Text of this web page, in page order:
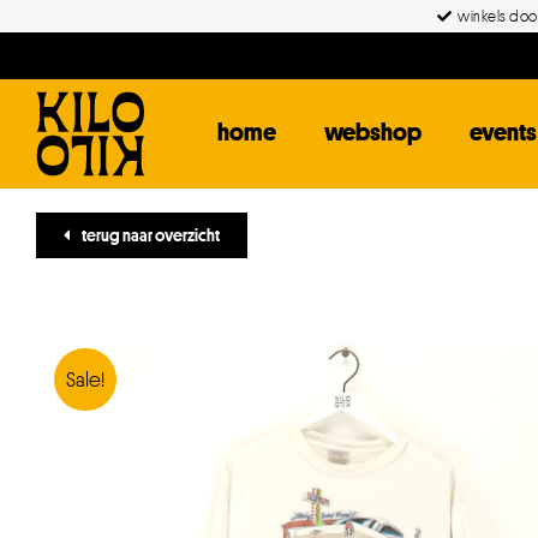
inhoud
winkels
home webshop events
terug naar overzicht
Sale!